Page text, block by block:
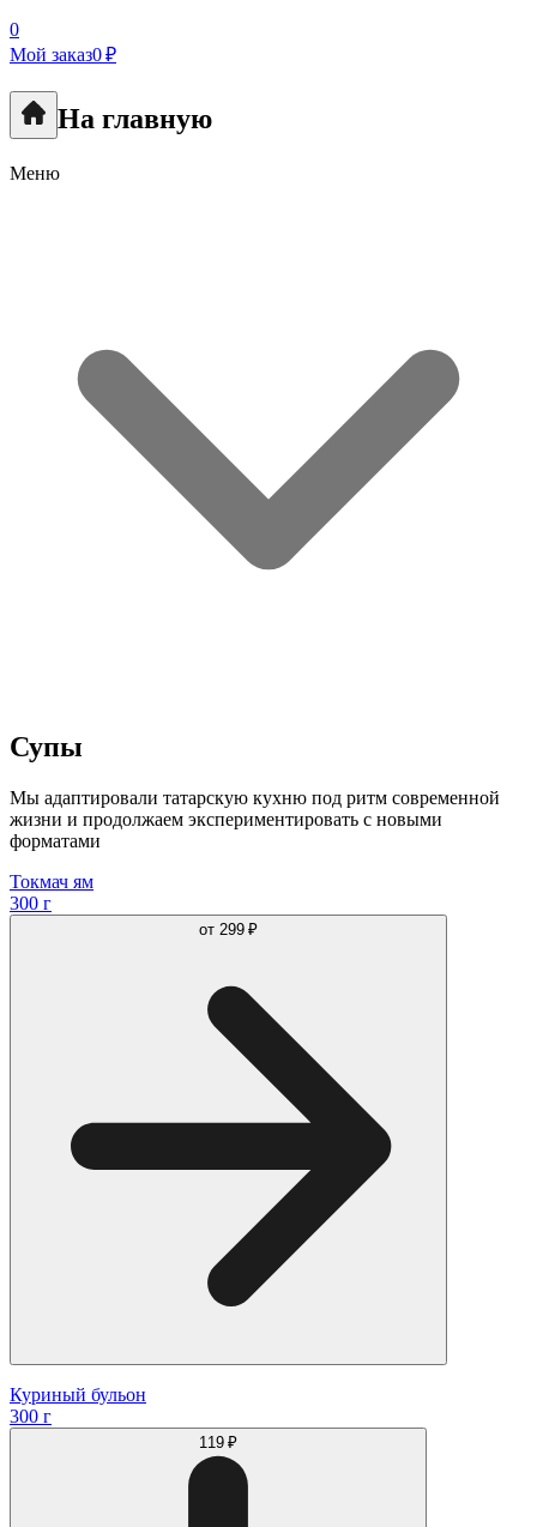
0
Мой заказ0 ₽
На главную
Меню
Супы
Мы адаптировали татарскую кухню под ритм современной
жизни и продолжаем экспериментировать с новыми
форматами
Токмач ям
300 г
от 299 ₽
Куриный бульон
300 г
119 ₽